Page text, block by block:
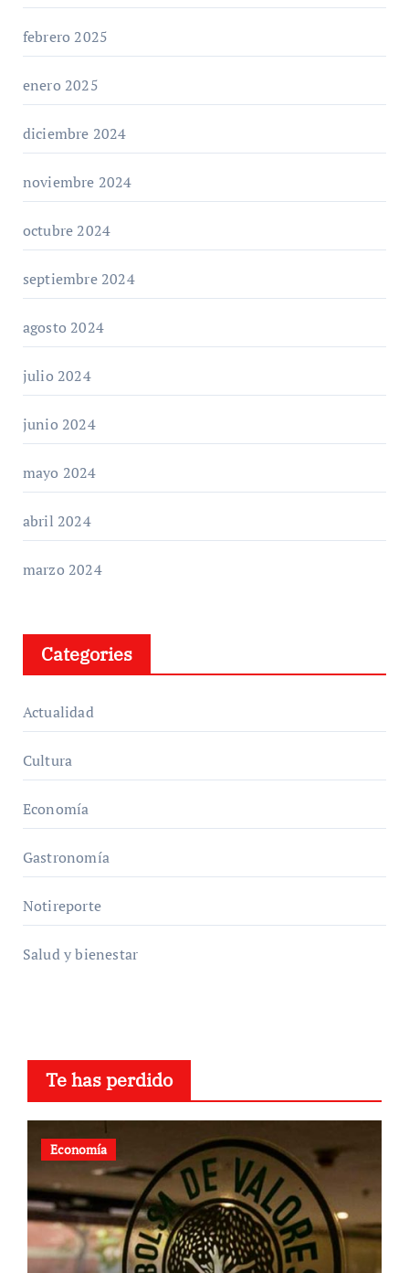
febrero 2025
enero 2025
diciembre 2024
noviembre 2024
octubre 2024
septiembre 2024
agosto 2024
julio 2024
junio 2024
mayo 2024
abril 2024
marzo 2024
Categories
Actualidad
Cultura
Economía
Gastronomía
Notireporte
Salud y bienestar
Te has perdido
Economía